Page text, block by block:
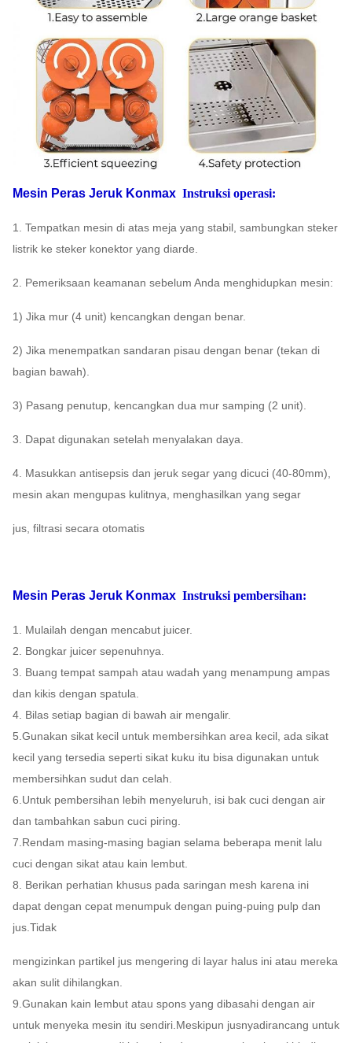
Mesin Peras Jeruk Konmax Instruksi operasi:
1. Tempatkan mesin di atas meja yang stabil, sambungkan steker
listrik ke steker konektor yang diarde.
2. Pemeriksaan keamanan sebelum Anda menghidupkan mesin:
1) Jika mur (4 unit) kencangkan dengan benar.
2) Jika menempatkan sandaran pisau dengan benar (tekan di
bagian bawah).
3) Pasang penutup, kencangkan dua mur samping (2 unit).
3. Dapat digunakan setelah menyalakan daya.
4. Masukkan antisepsis dan jeruk segar yang dicuci (40-80mm),
mesin akan mengupas kulitnya, menghasilkan yang segar
jus, filtrasi secara otomatis
Mesin Peras Jeruk Konmax Instruksi pembersihan:
1. Mulailah dengan mencabut juicer.
2. Bongkar juicer sepenuhnya.
3. Buang tempat sampah atau wadah yang menampung ampas
dan kikis dengan spatula.
4. Bilas setiap bagian di bawah air mengalir.
5.Gunakan sikat kecil untuk membersihkan area kecil, ada sikat
kecil yang tersedia seperti sikat kuku itu bisa digunakan untuk
membersihkan sudut dan celah.
6.Untuk pembersihan lebih menyeluruh, isi bak cuci dengan air
dan tambahkan sabun cuci piring.
7.Rendam masing-masing bagian selama beberapa menit lalu
cuci dengan sikat atau kain lembut.
8. Berikan perhatian khusus pada saringan mesh karena ini
dapat dengan cepat menumpuk dengan puing-puing pulp dan
jus.Tidak
mengizinkan partikel jus mengering di layar halus ini atau mereka
akan sulit dihilangkan.
9.Gunakan kain lembut atau spons yang dibasahi dengan air
untuk menyeka mesin itu sendiri.Meskipun jusnyadirancang untuk